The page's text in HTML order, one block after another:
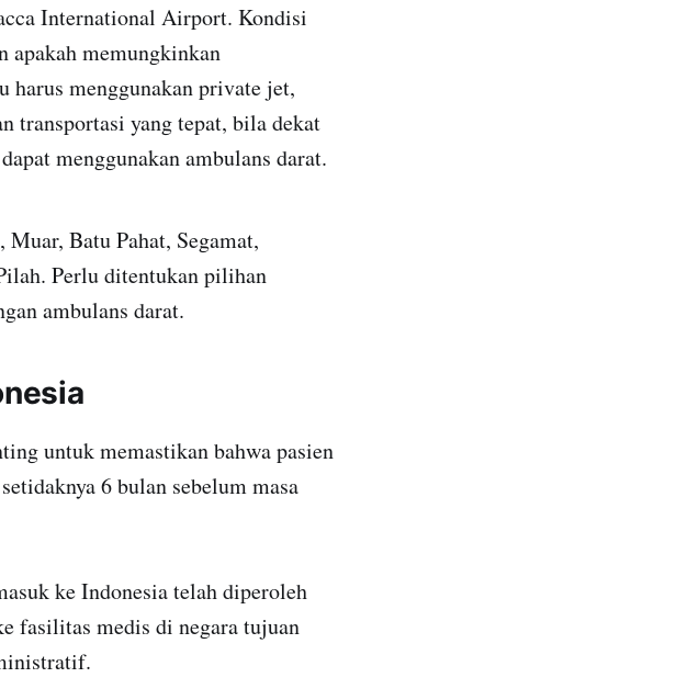
International Airport. Kondisi
apakah memungkinkan
harus menggunakan private jet,
transportasi yang tepat, bila dekat
menggunakan ambulans darat.
Batu Pahat, Segamat,
Perlu ditentukan pilihan
ambulans darat.
untuk memastikan bahwa pasien
6 bulan sebelum masa
ke Indonesia telah diperoleh
fasilitas medis di negara tujuan